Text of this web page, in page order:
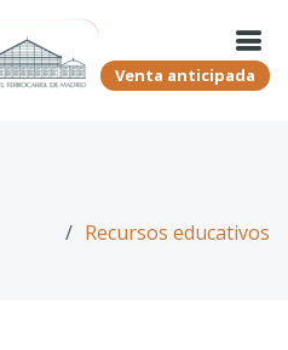
Venta anticipada
Recursos educativos